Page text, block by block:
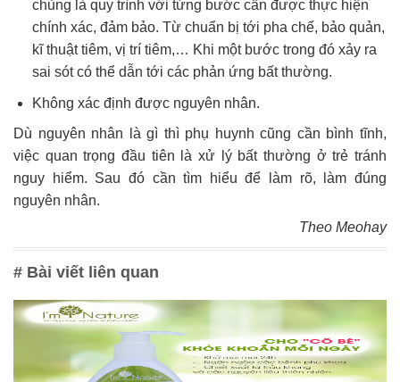
chủng là quy trình với từng bước cần được thực hiện
chính xác, đảm bảo. Từ chuẩn bị tới pha chế, bảo quản,
kĩ thuật tiêm, vị trí tiêm,… Khi một bước trong đó xảy ra
sai sót có thể dẫn tới các phản ứng bất thường.
Không xác định được nguyên nhân.
Dù nguyên nhân là gì thì phụ huynh cũng cần bình tĩnh,
việc quan trọng đầu tiên là xử lý bất thường ở trẻ tránh
nguy hiểm. Sau đó cần tìm hiểu để làm rõ, làm đúng
nguyên nhân.
Theo Meohay
# Bài viết liên quan